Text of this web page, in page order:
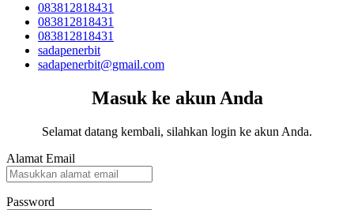
083812818431
083812818431
083812818431
sadapenerbit
sadapenerbit@gmail.com
Masuk ke akun Anda
Selamat datang kembali, silahkan login ke akun Anda.
Alamat Email
Password